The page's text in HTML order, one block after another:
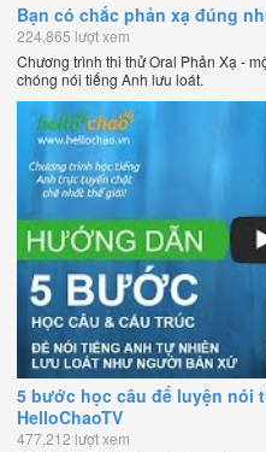
Bạn có chắc phản xạ đúng
224,865 lượt xem
Chương trình thi thử Oral Phản Xạ -
chóng nói tiếng Anh lưu loát.
5 bước học câu để luyện nói
HelloChaoTV
477,212 lượt xem